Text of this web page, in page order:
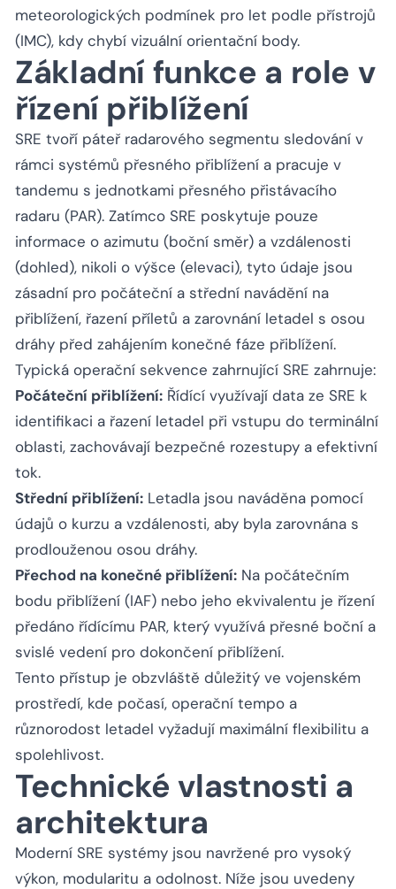
meteorologických podmínek pro let podle přístrojů
(IMC), kdy chybí vizuální orientační body.
Základní funkce a role v
řízení přiblížení
SRE tvoří páteř radarového segmentu sledování v
rámci systémů přesného přiblížení a pracuje v
tandemu s jednotkami přesného přistávacího
radaru (PAR). Zatímco SRE poskytuje pouze
informace o azimutu (boční směr) a vzdálenosti
(dohled), nikoli o výšce (elevaci), tyto údaje jsou
zásadní pro počáteční a střední navádění na
přiblížení, řazení příletů a zarovnání letadel s osou
dráhy před zahájením konečné fáze přiblížení.
Typická operační sekvence zahrnující SRE zahrnuje:
Počáteční přiblížení: Řídící využívají data ze SRE k
identifikaci a řazení letadel při vstupu do terminální
oblasti, zachovávají bezpečné rozestupy a efektivní
tok.
Střední přiblížení: Letadla jsou naváděna pomocí
údajů o kurzu a vzdálenosti, aby byla zarovnána s
prodlouženou osou dráhy.
Přechod na konečné přiblížení: Na počátečním
bodu přiblížení (IAF) nebo jeho ekvivalentu je řízení
předáno řídícímu PAR, který využívá přesné boční a
svislé vedení pro dokončení přiblížení.
Tento přístup je obzvláště důležitý ve vojenském
prostředí, kde počasí, operační tempo a
různorodost letadel vyžadují maximální flexibilitu a
spolehlivost.
Technické vlastnosti a
architektura
Moderní SRE systémy jsou navržené pro vysoký
výkon, modularitu a odolnost. Níže jsou uvedeny